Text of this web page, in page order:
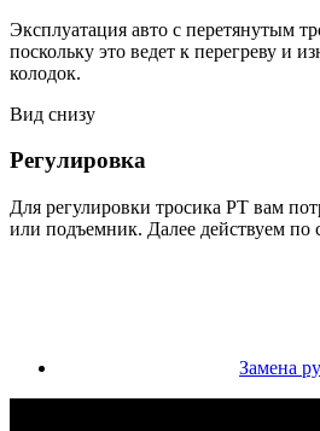
Эксплуатация авто с перетянутым
поскольку это ведет к перегреву и
колодок.
Вид снизу
Регулировка
Для регулировки тросика РТ вам
или подъемник. Далее действуем по
Замена